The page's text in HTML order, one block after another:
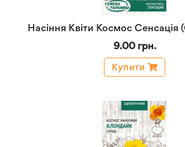
Насіння Квіти Космос
9.00 грн.
Купити